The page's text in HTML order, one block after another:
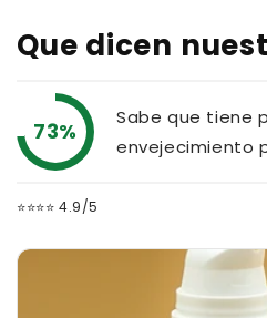
Que dicen
73%
Sabe que tiene
envejecimiento
⭐⭐⭐⭐ 4.9/5